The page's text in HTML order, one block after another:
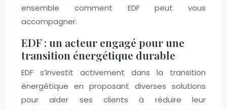
ensemble comment EDF peut vous
accompagner.
EDF : un acteur engagé pour une
transition énergétique durable
EDF s’investit activement dans la transition
énergétique en proposant diverses solutions
pour aider ses clients à réduire leur